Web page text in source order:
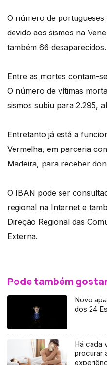
O número de
devido aos sismos na
também 66 desaparecidos.
Entre as mortes contam-
O número de vítimas
sismos subiu para 2.295,
Entretanto já está a
Vermelha, em parceria
Madeira, para receber
O IBAN pode ser
regional na Internet e
Direção Regional das
Externa.
Pode também
Novo
dos 24
Há cada
procurar